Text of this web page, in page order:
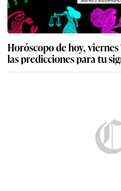
Horóscopo de hoy,
las predicciones para tu